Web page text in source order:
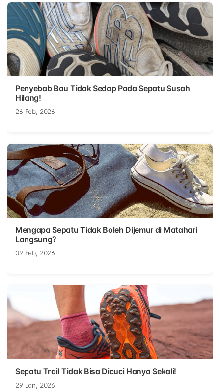
Penyebab Bau Tidak Sedap Pada Sepatu Susah
Hilang!
26 Feb, 2026
Mengapa Sepatu Tidak Boleh Dijemur di Matahari
Langsung?
09 Feb, 2026
Sepatu Trail Tidak Bisa Dicuci Hanya Sekali!
29 Jan, 2026